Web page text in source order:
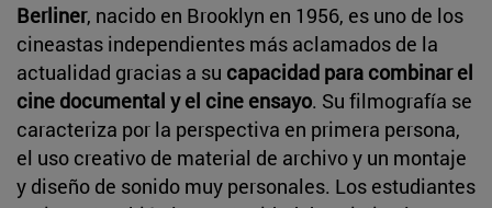
Berliner, nacido en Brooklyn en 1956, es uno de los
cineastas independientes más aclamados de la
actualidad gracias a su capacidad para combinar el
cine documental y el cine ensayo. Su filmografía se
caracteriza por la perspectiva en primera persona,
el uso creativo de material de archivo y un montaje
y diseño de sonido muy personales. Los estudiantes